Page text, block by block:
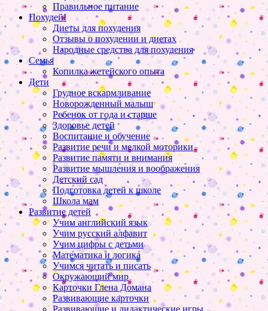
Правильное питание
Похудей!
Диеты для похудения
Отзывы о похудении и диетах
Народные средства для похудения
Семья
Копилка жетейского опыта
Дети
Грудное вскармливание
Новорожденный малыш
Ребенок от года и старше
Здоровье детей
Воспитание и обучение
Развитие речи и мелкой моторики
Развитие памяти и внимания
Развитие мышления и воображения
Детский сад
Подготовка детей к школе
Школа мам
Развитие детей
Учим английский язык
Учим русский алфавит
Учим цифры с детьми
Математика и логика
Учимся читать и писать
Окружающий мир
Карточки Глена Домана
Развивающие карточки
Развивающие и дидактические игры